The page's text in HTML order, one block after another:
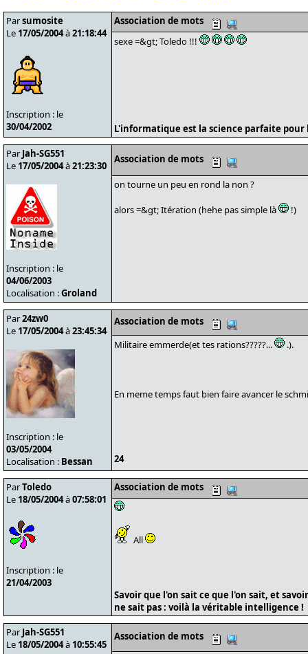
Parsumosite
Le 17/05/2004à21:18:44
Inscription : le
30/04/2002
Association de mots
sexe =&gt; Toledo !!!
L'informatique est la science parfaite pour
Par Jah-SG551
Le 17/05/2004à21:23:30
Inscription : le
04/06/2003
Localisation :Groland
Association de mots
on tourne un peu en rond la non ?
alors =&gt; Itération (hehe pas simple là !)
Par24zw0
Le 17/05/2004à23:45:34
Inscription : le
03/05/2004
Localisation : Bessan
Association de mots
Militaire emmerde(et tes rations?????...
.).
En meme temps faut bien faire avancer le
24
ParToledo
Le 18/05/2004à07:58:01
Inscription : le
21/04/2003
Association de mots
All
Savoir que l'on sait ce que l'on sait, et
ne sait pas : voilà la véritable intelligence !
Par Jah-SG551
Le 18/05/2004à 10:55:45
Association de mots